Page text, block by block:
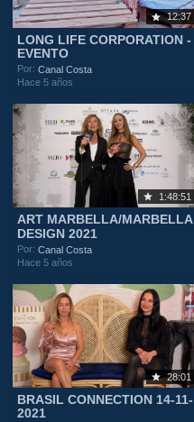
12:37
LONG LIFE CORPORATION -
EVENTO
Por:Canal Costa
Hace 5 años
1:48:51
ART MARBELLA/MARBELLA
DESIGN 2021
Por:Canal Costa
Hace 5 años
28:01
BRASIL CONNECTION 14-11-
2021